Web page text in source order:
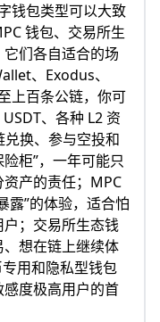
钱包类型可以大致
钱包、交易所生
们各自适合的场
、Exodus、
上百条公链，你可
、各种 L2 资
兑换、参与空投和
柜”，一年可能只
产的责任；MPC
露”的体验，适合怕
；交易所生态钱
想在链上继续体
用和隐私型钱包
度极高用户的首